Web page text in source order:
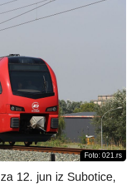
Foto: 021.rs
12. jun iz Subotice,